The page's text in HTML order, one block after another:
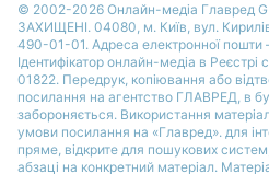
© 2002-2026 Онлайн-медіа Главред
ЗАХИЩЕНІ. 04080, м. Київ, вул.
490-01-01. Адреса електронної
Ідентифікатор онлайн-медіа в Реєстрі
01822. Передрук, копіювання або
посилання на агентство ГЛАВРЕД, в
забороняється. Використання
умови посилання на «Главред». для
пряме, відкрите для пошукових
абзаці на конкретний матеріал.